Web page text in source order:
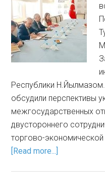
Республики
обсудили перспективы
межгосударственных
двустороннего
торгово-экономической
[Read more...]